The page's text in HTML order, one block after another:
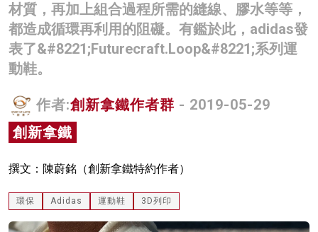
名家榜
灼見活動
關於我們
材質，再加上組合過程所需的縫線、膠水等等，
都造成循環再利用的阻礙。有鑑於此，adidas發
表了&#8221;Futurecraft.Loop&#8221;系列運
動鞋。
作者:創新拿鐵作者群 - 2019-05-29
創新拿鐵
撰文：陳蔚銘（創新拿鐵特約作者）
環保 Adidas 運動鞋 3D列印